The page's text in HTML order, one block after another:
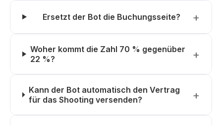
Ersetzt der Bot die Buchungsseite?
Woher kommt die Zahl 70 % gegenüber
22 %?
Kann der Bot automatisch den Vertrag
für das Shooting versenden?